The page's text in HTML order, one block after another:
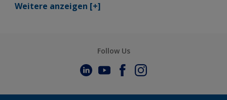
Weitere anzeigen [+]
Follow Us